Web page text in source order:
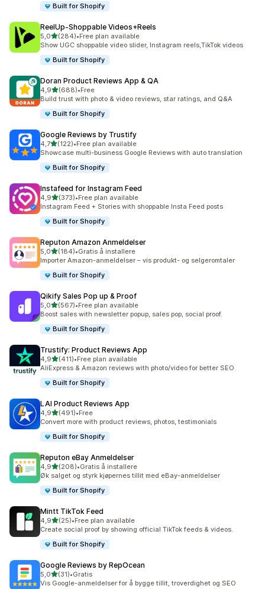
Built for Shopify
ReelUp‑Shoppable Videos+Reels
5,0av 5 stjerner
(284)
Totalt 284 omtaler
•Free plan available
Show UGC shoppable video slider, Instagram reels,TikTok videos
Built for Shopify
Doran Product Reviews App & QA
4,9av 5 stjerner
(688)
Totalt 688 omtaler
•Free
Build trust with photo & video reviews, star ratings, and Q&A
Built for Shopify
Google Reviews by Trustify
4,7av 5 stjerner
(122)
Totalt 122 omtaler
•Free plan available
Showcase multi-business Google Reviews with auto translation
Built for Shopify
Instafeed for Instagram Feed
4,9av 5 stjerner
(373)
Totalt 373 omtaler
•Free plan available
Instagram Feed + Stories with shoppable Insta Feed posts
Built for Shopify
Reputon Amazon Anmeldelser
5,0av 5 stjerner
(184)
Totalt 184 omtaler
•Gratis å installere
Importer Amazon-anmeldelser – vis produkt- og selgeromtaler
Built for Shopify
Qikify Sales Pop up & Proof
5,0av 5 stjerner
(567)
Totalt 567 omtaler
•Free plan available
Boost sales with newsletter popup, sales pop, social proof.
Built for Shopify
Trustify: Product Reviews App
4,9av 5 stjerner
(411)
Totalt 411 omtaler
•Free plan available
AliExpress & Amazon reviews with photo/video for better SEO
Built for Shopify
LAI Product Reviews App
4,9av 5 stjerner
(491)
Totalt 491 omtaler
•Free
Convert more with product reviews, photos, testimonials
Built for Shopify
Reputon eBay Anmeldelser
4,9av 5 stjerner
(208)
Totalt 208 omtaler
•Gratis å installere
Øk salget og styrk kjøpernes tillit med eBay-anmeldelser
Built for Shopify
Mintt TikTok Feed
4,9av 5 stjerner
(25)
Totalt 25 omtaler
•Free plan available
Create social proof by showing official TikTok feeds & videos.
Built for Shopify
Google Reviews by RepOcean
5,0av 5 stjerner
(31)
Totalt 31 omtaler
•Gratis
Vis Google-anmeldelser for å bygge tillit, troverdighet og SEO